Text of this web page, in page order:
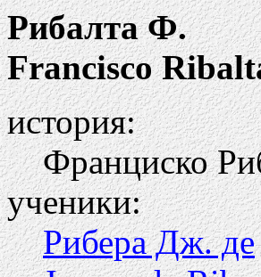
Рибалта Ф.
Francisco
история:
Франциско
ученики:
Рибера Дж. де